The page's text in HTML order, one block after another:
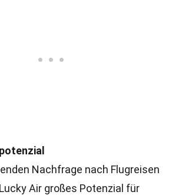
Nachfrage nach Flugreisen
Air großes Potenzial für